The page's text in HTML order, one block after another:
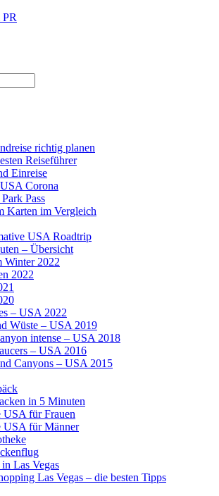
richtig planen
Reiseführer
Einreise
Corona
Pass
Karten im Vergleich
USA Roadtrip
– Übersicht
Winter 2022
2022
– USA 2022
Wüste – USA 2019
intense – USA 2018
– USA 2016
Canyons – USA 2015
in 5 Minuten
USA für Frauen
USA für Männer
Las Vegas
Las Vegas – die besten Tipps